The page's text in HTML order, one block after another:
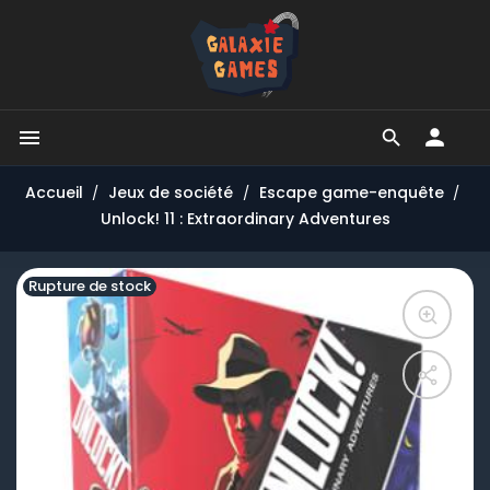


Accueil Jeux de société
Escape game-enquête
Unlock! 11 : Extraordinary Adventures
Rupture de stock